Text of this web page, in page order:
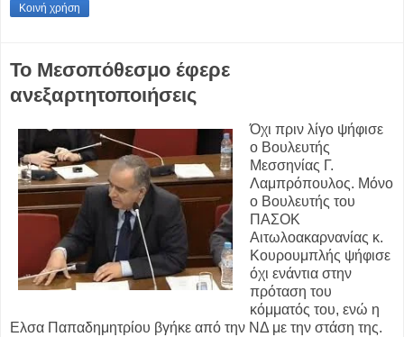
Κοινή χρήση
Το Μεσοπόθεσμο έφερε
ανεξαρτητοποιήσεις
Όχι πριν λίγο ψήφισε
ο Βουλευτής
Μεσσηνίας Γ.
Λαμπρόπουλος. Μόνο
ο Βουλευτής του
ΠΑΣΟΚ
Αιτωλοακαρνανίας κ.
Κουρουμπλής ψήφισε
όχι ενάντια στην
πρόταση του
κόμματός του, ενώ η
Ελσα Παπαδημητρίου βγήκε από την ΝΔ με την στάση της.